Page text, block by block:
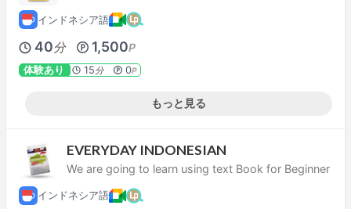
インドネシア語
40分 1,500P
体験あり 15分 0P
もっと見る
EVERYDAY INDONESIAN
We are going to learn using text Book for Beginner
インドネシア語